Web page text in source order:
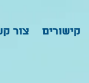
קישורים צור